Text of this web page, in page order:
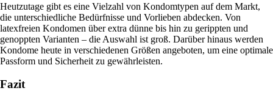
Heutzutage gibt es eine Vielzahl von Kondomtypen auf dem Markt,
die unterschiedliche Bedürfnisse und Vorlieben abdecken. Von
latexfreien Kondomen über extra dünne bis hin zu gerippten und
genoppten Varianten – die Auswahl ist groß. Darüber hinaus werden
Kondome heute in verschiedenen Größen angeboten, um eine optimale
Passform und Sicherheit zu gewährleisten.
Fazit